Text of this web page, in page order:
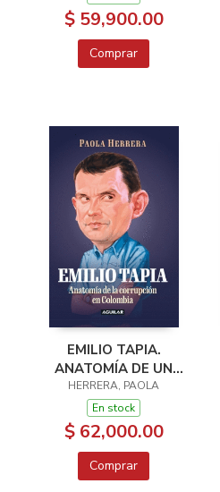
$ 59,900.00
Comprar
EMILIO TAPIA.
ANATOMÍA DE UN
CORRUPTO
HERRERA, PAOLA
En stock
$ 62,000.00
Comprar